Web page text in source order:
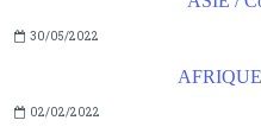
30/05/2022
02/02/2022